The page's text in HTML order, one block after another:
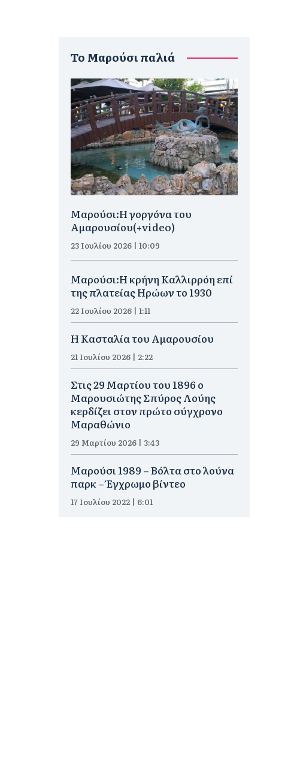
To Μαρούσι παλιά
Μαρούσι:H γοργόνα του
Αμαρουσίου(+video)
23 Ιουλίου 2026 | 10:09
Μαρούσι:Η κρήνη Καλλιρρόη επί
της πλατείας Ηρώων το 1930
22 Ιουλίου 2026 | 1:11
Η Κασταλία του Αμαρουσίου
21 Ιουλίου 2026 | 2:22
Στις 29 Μαρτίου του 1896 ο
Μαρουσιώτης Σπύρος Λούης
κερδίζει στον πρώτο σύγχρονο
Μαραθώνιο
29 Μαρτίου 2026 | 3:43
Μαρούσι 1989 – Βόλτα στο λούνα
παρκ – Έγχρωμο βίντεο
17 Ιουλίου 2022 | 6:01